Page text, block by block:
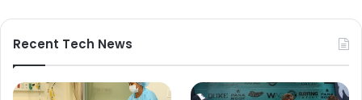
Recent Tech News